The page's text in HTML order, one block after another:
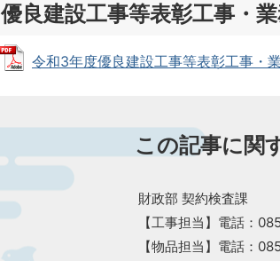
優良建設工事等表彰工事・
令和3年度優良建設工事等表彰工事・
この記事に関
財政部 契約検査課
【工事担当】電話：
【物品担当】電話：